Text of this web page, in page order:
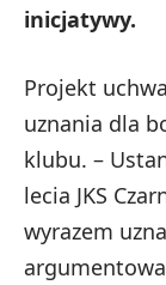
inicjatywy.
Projekt
uznania dla
klubu. –
lecia JKS
wyrazem